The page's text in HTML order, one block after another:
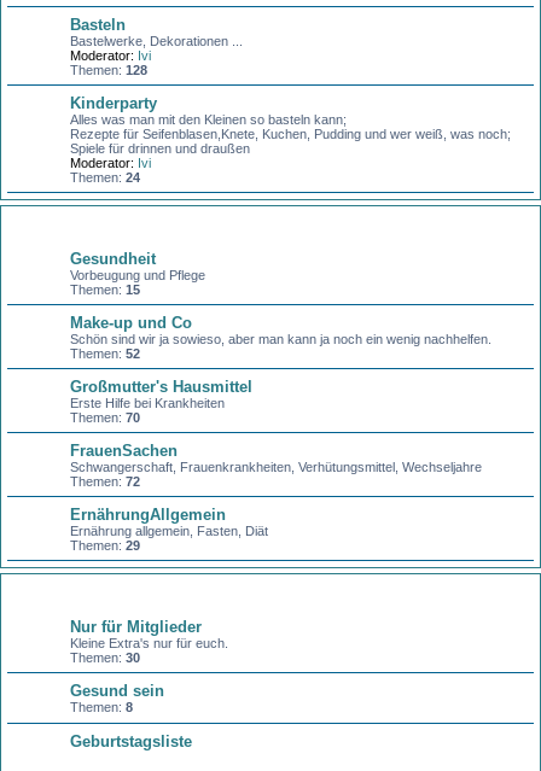
Basteln
Bastelwerke, Dekorationen ...
Moderator: Ivi
Themen: 128
Kinderparty
Alles was man mit den Kleinen so basteln kann;
Rezepte für Seifenblasen,Knete, Kuchen, Pudding und wer weiß, was noch;
Spiele für drinnen und draußen
Moderator: Ivi
Themen: 24
Gesundheit
Vorbeugung und Pflege
Themen: 15
Make-up und Co
Schön sind wir ja sowieso, aber man kann ja noch ein wenig nachhelfen.
Themen: 52
Großmutter's Hausmittel
Erste Hilfe bei Krankheiten
Themen: 70
FrauenSachen
Schwangerschaft, Frauenkrankheiten, Verhütungsmittel, Wechseljahre
Themen: 72
ErnährungAllgemein
Ernährung allgemein, Fasten, Diät
Themen: 29
Nur für Mitglieder
Kleine Extra's nur für euch.
Themen: 30
Gesund sein
Themen: 8
Geburtstagsliste